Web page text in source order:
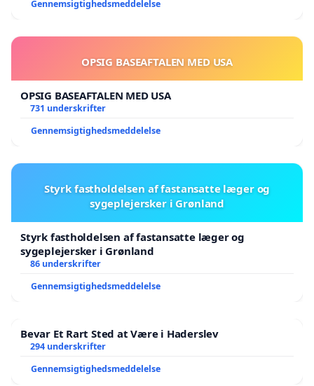
Gennemsigtighedsmeddelelse
OPSIG BASEAFTALEN MED USA
OPSIG BASEAFTALEN MED USA
731 underskrifter
Gennemsigtighedsmeddelelse
Styrk fastholdelsen af fastansatte læger og
sygeplejersker i Grønland
Styrk fastholdelsen af fastansatte læger og
sygeplejersker i Grønland
86 underskrifter
Gennemsigtighedsmeddelelse
Bevar Et Rart Sted at Være i Haderslev
294 underskrifter
Gennemsigtighedsmeddelelse